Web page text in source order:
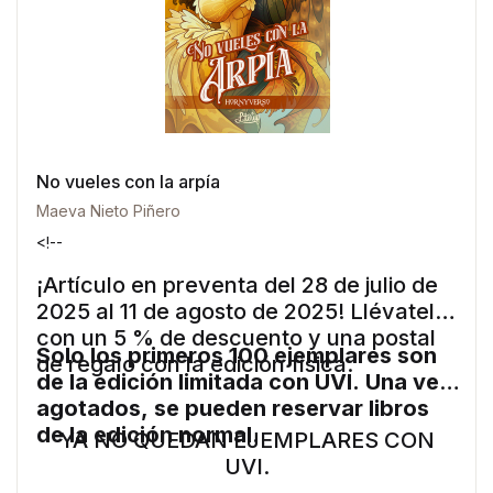
No vueles con la arpía
Maeva Nieto Piñero
<!--
¡Artículo en preventa del 28 de julio de
2025 al 11 de agosto de 2025! Llévatelo
con un 5 % de descuento y una postal
de regalo con la edición física.
Solo los primeros 100 ejemplares son
de la edición limitada con UVI. Una vez
agotados, se pueden reservar libros
de la edición normal.
YA NO QUEDAN EJEMPLARES CON
UVI.